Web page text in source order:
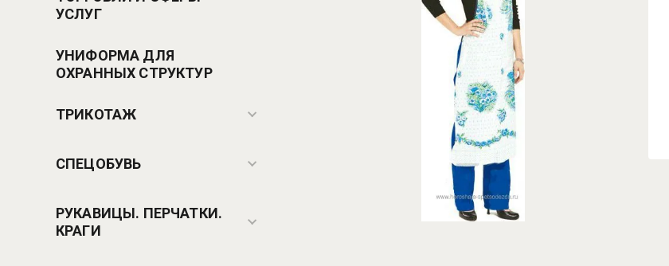
УСЛУГ
УНИФОРМА ДЛЯ
ОХРАННЫХ СТРУКТУР
ТРИКОТАЖ
СПЕЦОБУВЬ
РУКАВИЦЫ. ПЕРЧАТКИ.
КРАГИ